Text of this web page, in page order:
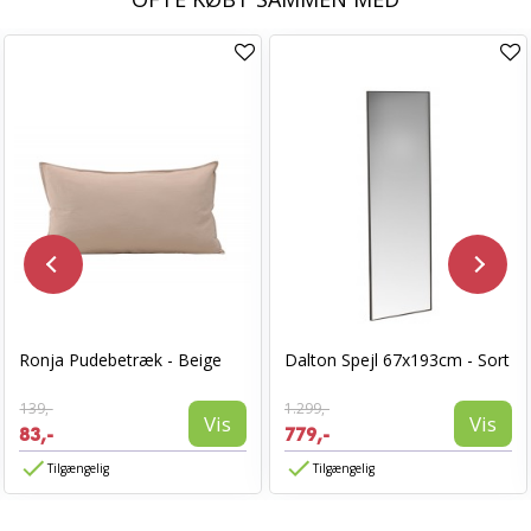
Ronja Pudebetræk - Beige
139,-
83,- Vis
Tilgængelig
Dalton Spejl 67x193cm - Sort
1.299,-
779,- Vis
Tilgængelig